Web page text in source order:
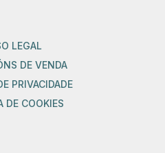
LEGAL
DE VENDA
PRIVACIDADE
DE COOKIES